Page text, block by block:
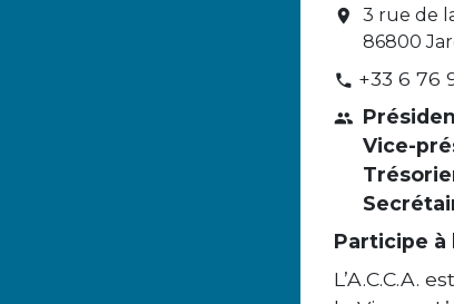
location_on
3 rue de
86800
phone +33 6 76
people
Vice-
Participe à
L’A.C.C.A.